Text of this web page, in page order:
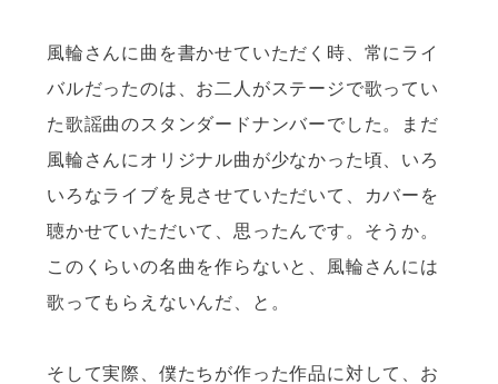
風輪さんに曲を書かせていただく時、常にライ
バルだったのは、お二人がステージで歌ってい
た歌謡曲のスタンダードナンバーでした。まだ
風輪さんにオリジナル曲が少なかった頃、いろ
いろなライブを見させていただいて、カバーを
聴かせていただいて、思ったんです。そうか。
このくらいの名曲を作らないと、風輪さんには
歌ってもらえないんだ、と。
そして実際、僕たちが作った作品に対して、お